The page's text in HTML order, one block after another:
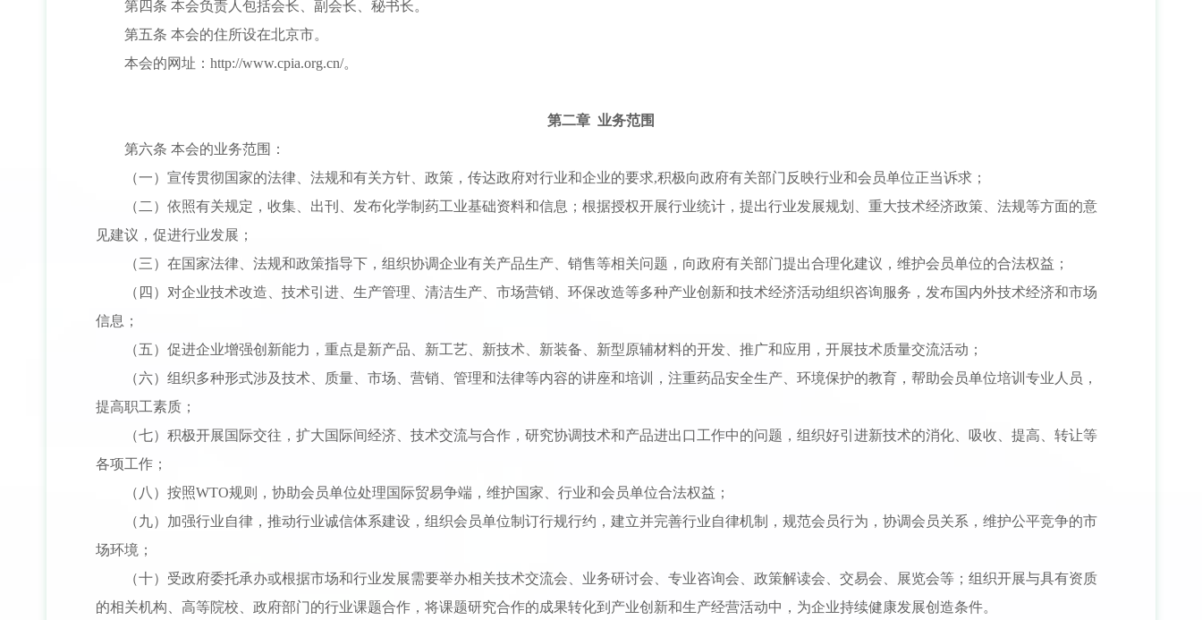
第四条 本会负责人包括会长、副会长、秘书长。
第五条 本会的住所设在北京市。
本会的网址：http://www.cpia.org.cn/。
第二章 业务范围
第六条 本会的业务范围：
（一）宣传贯彻国家的法律、法规和有关方针、政策，传达政府对行业和企业的要求,积极向政府有关部门反映行业和会员单位正当诉求；
（二）依照有关规定，收集、出刊、发布化学制药工业基础资料和信息；根据授权开展行业统计，提出行业发展规划、重大技术经济政策、法规等方面的意
见建议，促进行业发展；
（三）在国家法律、法规和政策指导下，组织协调企业有关产品生产、销售等相关问题，向政府有关部门提出合理化建议，维护会员单位的合法权益；
（四）对企业技术改造、技术引进、生产管理、清洁生产、市场营销、环保改造等多种产业创新和技术经济活动组织咨询服务，发布国内外技术经济和市场
信息；
（五）促进企业增强创新能力，重点是新产品、新工艺、新技术、新装备、新型原辅材料的开发、推广和应用，开展技术质量交流活动；
（六）组织多种形式涉及技术、质量、市场、营销、管理和法律等内容的讲座和培训，注重药品安全生产、环境保护的教育，帮助会员单位培训专业人员，
提高职工素质；
（七）积极开展国际交往，扩大国际间经济、技术交流与合作，研究协调技术和产品进出口工作中的问题，组织好引进新技术的消化、吸收、提高、转让等
各项工作；
（八）按照WTO规则，协助会员单位处理国际贸易争端，维护国家、行业和会员单位合法权益；
（九）加强行业自律，推动行业诚信体系建设，组织会员单位制订行规行约，建立并完善行业自律机制，规范会员行为，协调会员关系，维护公平竞争的市
场环境；
（十）受政府委托承办或根据市场和行业发展需要举办相关技术交流会、业务研讨会、专业咨询会、政策解读会、交易会、展览会等；组织开展与具有资质
的相关机构、高等院校、政府部门的行业课题合作，将课题研究合作的成果转化到产业创新和生产经营活动中，为企业持续健康发展创造条件。